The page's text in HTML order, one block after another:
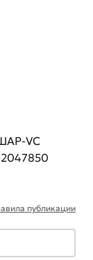
VC
публикации